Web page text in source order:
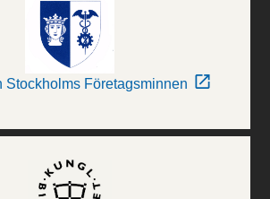
Stockholms Företagsminnen